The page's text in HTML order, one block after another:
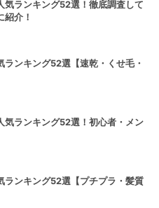
気ランキング52選！徹底調査して
紹介！
ランキング52選【速乾・くせ毛・
気ランキング52選！初心者・メン
ランキング52選【プチプラ・髪質